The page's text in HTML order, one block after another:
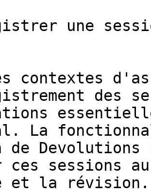
une
contextes
des
La
de
ces sessions
et la révision.